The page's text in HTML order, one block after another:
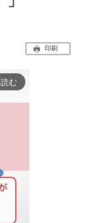
印刷
む